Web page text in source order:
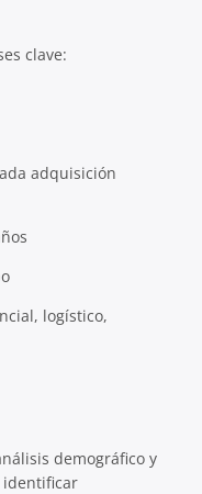
clave:
adquisición
logístico,
demográfico y
identificar